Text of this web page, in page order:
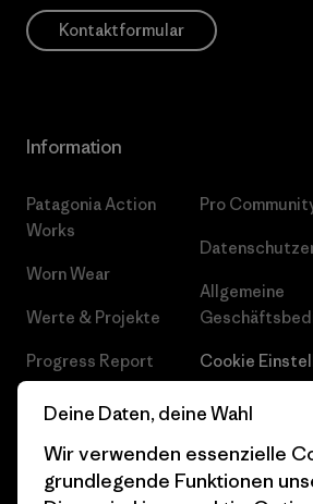
Kontaktformular
Information
Patagonia Action
Works
Worn Wear
Werte & Projekte
Progress Report
Business Unusual
Klimaziele
1% For The Planet
Pro
Allgemeine
Cookie
Karriere
Pressekontakt
Industry
Deine Daten, deine Wahl
Wir verwenden essenzielle
grundlegende Funktionen